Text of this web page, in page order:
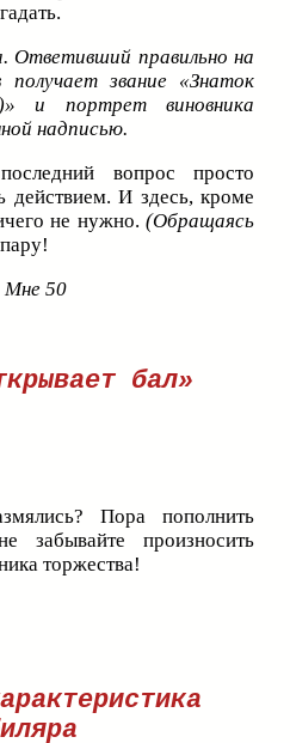
Ответивший правильно на
получает звание «Знаток
и портрет виновника
надписью.
вопрос просто
действием. И здесь, кроме
не нужно. (Обращаясь
Мне 50
бал»
Пора пополнить
забывайте произносить
торжества!